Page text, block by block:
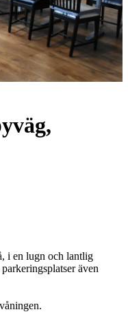
i en lugn och lantlig
även